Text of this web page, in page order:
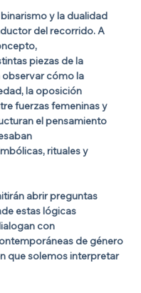
y la dualidad
del recorrido. A
piezas de la
cómo la
la oposición
fuerzas femeninas y
el pensamiento
rituales y
abrir preguntas
estas lógicas
con
de género
que solemos interpretar